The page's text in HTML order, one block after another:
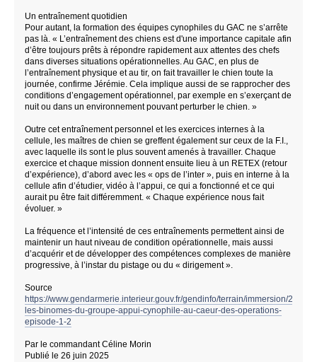
Un entraînement quotidien
Pour autant, la formation des équipes cynophiles du GAC ne s’arrête
pas là. « L’entraînement des chiens est d'une importance capitale afin
d’être toujours prêts à répondre rapidement aux attentes des chefs
dans diverses situations opérationnelles. Au GAC, en plus de
l’entraînement physique et au tir, on fait travailler le chien toute la
journée, confirme Jérémie. Cela implique aussi de se rapprocher des
conditions d’engagement opérationnel, par exemple en s’exerçant de
nuit ou dans un environnement pouvant perturber le chien. »
Outre cet entraînement personnel et les exercices internes à la
cellule, les maîtres de chien se greffent également sur ceux de la F.I.,
avec laquelle ils sont le plus souvent amenés à travailler. Chaque
exercice et chaque mission donnent ensuite lieu à un RETEX (retour
d’expérience), d’abord avec les « ops de l’inter », puis en interne à la
cellule afin d’étudier, vidéo à l’appui, ce qui a fonctionné et ce qui
aurait pu être fait différemment. « Chaque expérience nous fait
évoluer. »
La fréquence et l’intensité de ces entraînements permettent ainsi de
maintenir un haut niveau de condition opérationnelle, mais aussi
d’acquérir et de développer des compétences complexes de manière
progressive, à l’instar du pistage ou du « dirigement ».
Source
https://www.gendarmerie.interieur.gouv.fr/gendinfo/terrain/immersion/2025/
les-binomes-du-groupe-appui-cynophile-au-caeur-des-operations-
episode-1-2
Par le commandant Céline Morin
Publié le 26 juin 2025